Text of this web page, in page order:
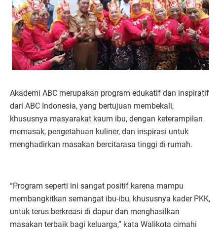
Akademi ABC merupakan program edukatif dan inspiratif
dari ABC Indonesia, yang bertujuan membekali,
khususnya masyarakat kaum ibu, dengan keterampilan
memasak, pengetahuan kuliner, dan inspirasi untuk
menghadirkan masakan bercitarasa tinggi di rumah.
“Program seperti ini sangat positif karena mampu
membangkitkan semangat ibu-ibu, khususnya kader PKK,
untuk terus berkreasi di dapur dan menghasilkan
masakan terbaik bagi keluarga,” kata Walikota cimahi